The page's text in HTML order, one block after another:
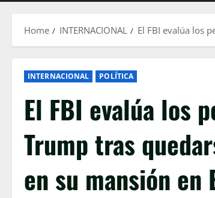
Home INTERNACIONAL El FBI evalúa los
INTERNACIONAL POLÍTICA
El FBI evalúa los
Trump tras
en su mansión en